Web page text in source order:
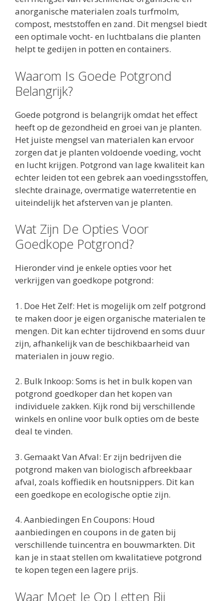
anorganische materialen zoals turfmolm,
compost, meststoffen en zand. Dit mengsel biedt
een optimale vocht- en luchtbalans die planten
helpt te gedijen in potten en containers.
Waarom Is Goede Potgrond
Belangrijk?
Goede potgrond is belangrijk omdat het effect
heeft op de gezondheid en groei van je planten.
Het juiste mengsel van materialen kan ervoor
zorgen dat je planten voldoende voeding, vocht
en lucht krijgen. Potgrond van lage kwaliteit kan
echter leiden tot een gebrek aan voedingsstoffen,
slechte drainage, overmatige waterretentie en
uiteindelijk het afsterven van je planten.
Wat Zijn De Opties Voor
Goedkope Potgrond?
Hieronder vind je enkele opties voor het
verkrijgen van goedkope potgrond:
1. Doe Het Zelf: Het is mogelijk om zelf potgrond
te maken door je eigen organische materialen te
mengen. Dit kan echter tijdrovend en soms duur
zijn, afhankelijk van de beschikbaarheid van
materialen in jouw regio.
2. Bulk Inkoop: Soms is het in bulk kopen van
potgrond goedkoper dan het kopen van
individuele zakken. Kijk rond bij verschillende
winkels en online voor bulk opties om de beste
deal te vinden.
3. Gemaakt Van Afval: Er zijn bedrijven die
potgrond maken van biologisch afbreekbaar
afval, zoals koffiedik en houtsnippers. Dit kan
een goedkope en ecologische optie zijn.
4. Aanbiedingen En Coupons: Houd
aanbiedingen en coupons in de gaten bij
verschillende tuincentra en bouwmarkten. Dit
kan je in staat stellen om kwalitatieve potgrond
te kopen tegen een lagere prijs.
Waar Moet Je Op Letten Bij